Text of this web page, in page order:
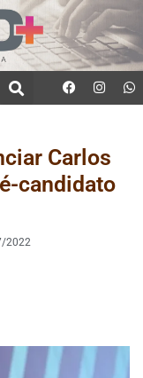
Carlos
candidato
2022